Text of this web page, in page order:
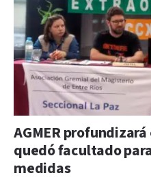
AGMER
quedó facultado
medidas